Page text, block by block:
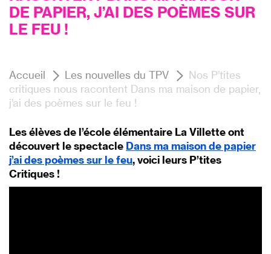
DE PAPIER, J’AI DES POÈMES SUR
LE FEU !
Accueil Les nouvelles du TPV
Nos P’tites
critiques nous racontent Dans ma maison de papier,
j’ai des poèmes sur le feu !
Les élèves de l’école élémentaire La Villette ont
découvert le spectacle Dans ma maison de papier
j’ai des poèmes sur le feu, voici leurs P’tites
Critiques !